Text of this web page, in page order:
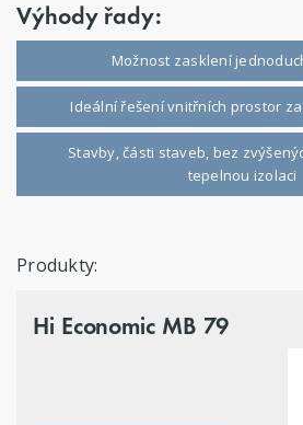
Výhody řady:
Možnost zasklení
Ideální řešení vnitřních prostor
Stavby, části staveb, bez
tepelnou izolaci
Produkty:
Hi Economic MB 79